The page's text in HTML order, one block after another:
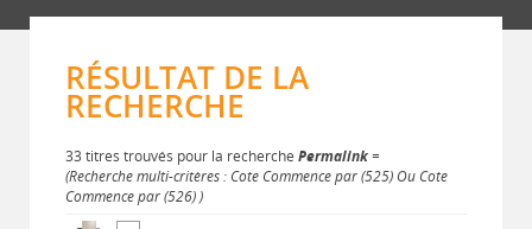
RÉSULTAT DE LA
RECHERCHE
33 titres trouvés pour la recherche Permalink=
(Recherche multi-critères : Cote Commence par (525) Ou Cote
Commence par (526) )